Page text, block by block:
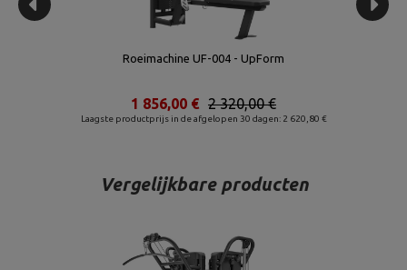
Roeimachine UF-004 - UpForm
Laagste productprijs in de afgelopen 30 dagen: 2 620,80 €
2 320,00 €
1 856,00 €
Vergelijkbare producten